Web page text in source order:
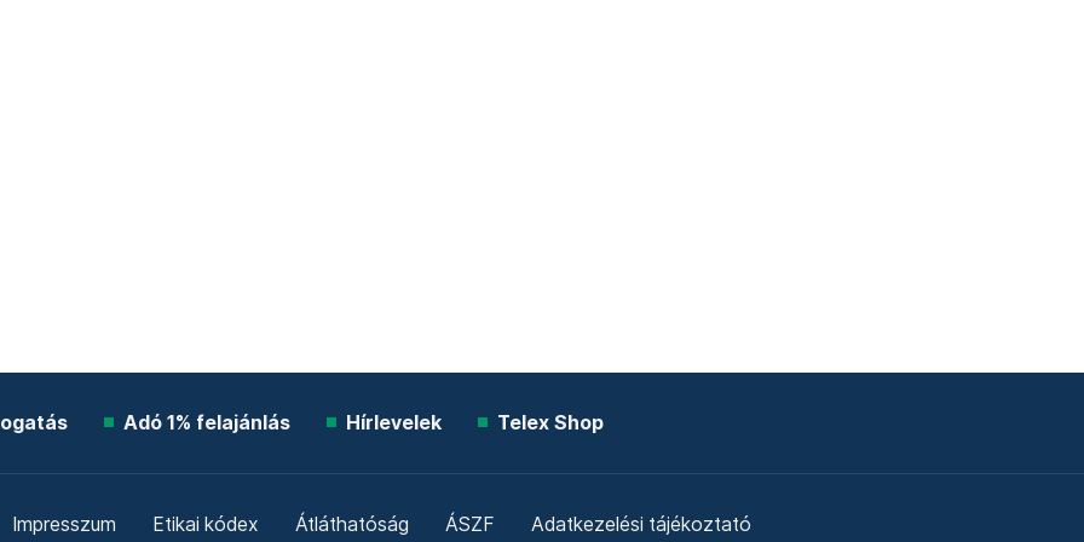
Adó 1% felajánlás Hírlevelek Telex Shop
Impresszum Etikai kódex Átláthatóság ÁSZF Adatkezelési tájékoztató